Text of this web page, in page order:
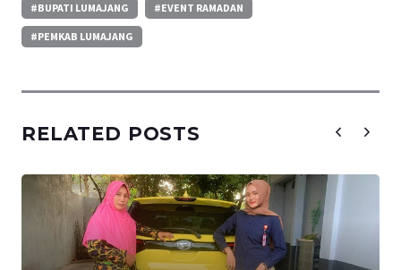
#BUPATI LUMAJANG #EVENT RAMADAN
#PEMKAB LUMAJANG
RELATED POSTS